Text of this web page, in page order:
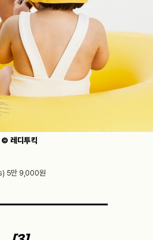
© 레디투킥
5만 9,000원